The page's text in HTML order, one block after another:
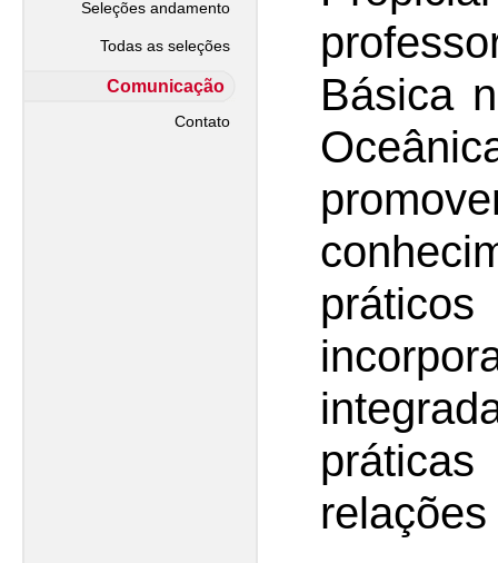
Seleções andamento
Todas as seleções
Comunicação
Contato
Básica